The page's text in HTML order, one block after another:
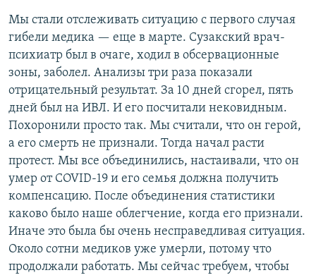
Мы стали отслеживать ситуацию с первого случая
гибели медика — еще в марте. Сузакский врач-
психиатр был в очаге, ходил в обсервационные
зоны, заболел. Анализы три раза показали
отрицательный результат. За 10 дней сгорел, пять
дней был на ИВЛ. И его посчитали нековидным.
Похоронили просто так. Мы считали, что он герой,
а его смерть не признали. Тогда начал расти
протест. Мы все объединились, настаивали, что он
умер от COVID-19 и его семья должна получить
компенсацию. После объединения статистики
каково было наше облегчение, когда его признали.
Иначе это была бы очень несправедливая ситуация.
Около сотни медиков уже умерли, потому что
продолжали работать. Мы сейчас требуем, чтобы